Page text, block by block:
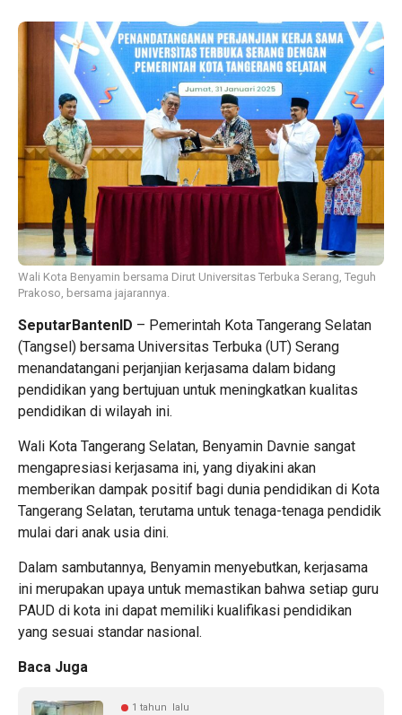
Wali Kota Benyamin bersama Dirut Universitas Terbuka Serang, Teguh
Prakoso, bersama jajarannya.
SeputarBantenID – Pemerintah Kota Tangerang Selatan
(Tangsel) bersama Universitas Terbuka (UT) Serang
menandatangani perjanjian kerjasama dalam bidang
pendidikan yang bertujuan untuk meningkatkan kualitas
pendidikan di wilayah ini.
Wali Kota Tangerang Selatan, Benyamin Davnie sangat
mengapresiasi kerjasama ini, yang diyakini akan
memberikan dampak positif bagi dunia pendidikan di Kota
Tangerang Selatan, terutama untuk tenaga-tenaga pendidik
mulai dari anak usia dini.
Dalam sambutannya, Benyamin menyebutkan, kerjasama
ini merupakan upaya untuk memastikan bahwa setiap guru
PAUD di kota ini dapat memiliki kualifikasi pendidikan
yang sesuai standar nasional.
Baca Juga
1 tahun lalu